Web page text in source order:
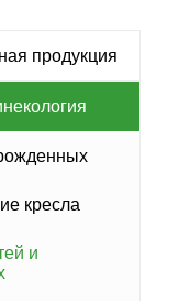
продукция
кресла
и